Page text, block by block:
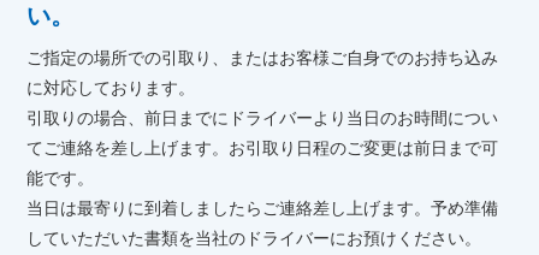
い。
ご指定の場所での引取り、またはお客様ご自身でのお持ち込み
に対応しております。
引取りの場合、前日までにドライバーより当日のお時間につい
てご連絡を差し上げます。お引取り日程のご変更は前日まで可
能です。
当日は最寄りに到着しましたらご連絡差し上げます。予め準備
していただいた書類を当社のドライバーにお預けください。